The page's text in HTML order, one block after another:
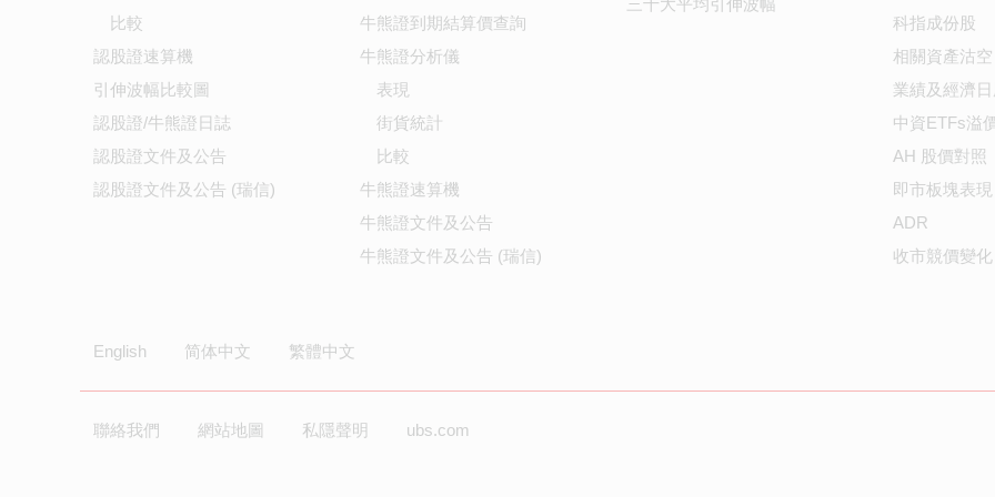
比較
認股證速算機
引伸波幅比較圖
認股證/牛熊證日誌
認股證文件及公告
認股證文件及公告 (瑞信)
牛熊證到期結算價查詢
牛熊證分析儀
表現
街貨統計
比較
牛熊證速算機
牛熊證文件及公告
牛熊證文件及公告 (瑞信)
三十大平均引伸波幅
科指成份股
相關資產沽空
業績及經濟
中資ETFs溢
AH 股價對照
即市板塊表現
ADR
收市競價變化
English 简体中文 繁體中文
聯絡我們 網站地圖 私隱聲明 ubs.com